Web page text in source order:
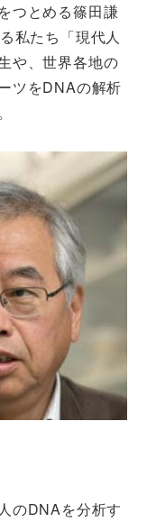
つとめる篠田謙
私たち「現代人
や、世界各地の
ツをDNAの解析
のDNAを分析す